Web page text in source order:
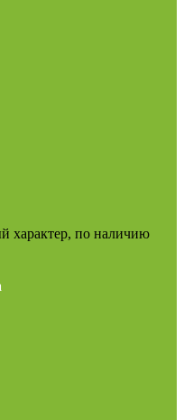
характер, по наличию